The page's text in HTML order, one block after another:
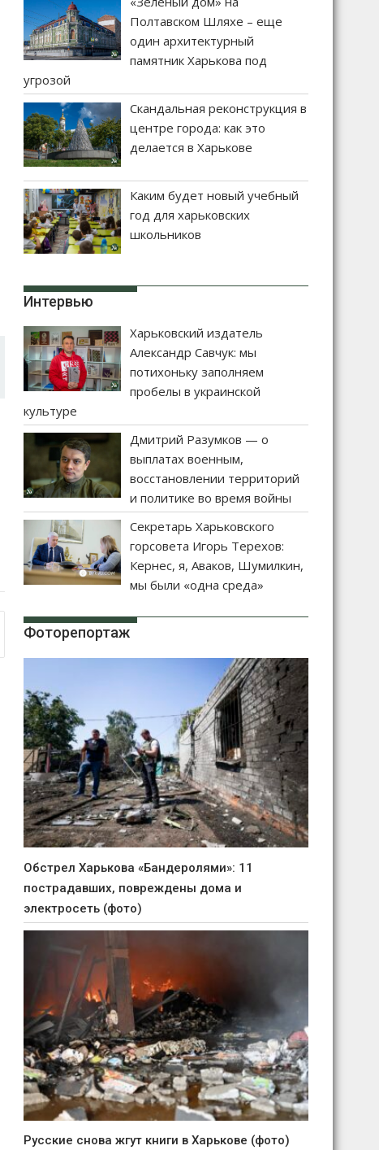
Полтавском Шляхе – еще
один архитектурный
памятник Харькова под
угрозой
Скандальная реконструкция в
центре города: как это
делается в Харькове
Каким будет новый учебный
год для харьковских
школьников
Интервью
Харьковский издатель
Александр Савчук: мы
потихоньку заполняем
пробелы в украинской
культуре
Дмитрий Разумков — о
выплатах военным,
восстановлении территорий
и политике во время войны
Секретарь Харьковского
горсовета Игорь Терехов:
Кернес, я, Аваков, Шумилкин,
мы были «одна среда»
Фоторепортаж
Обстрел Харькова «Бандеролями»: 11
пострадавших, повреждены дома и
электросеть (фото)
Русские снова жгут книги в Харькове (фото)